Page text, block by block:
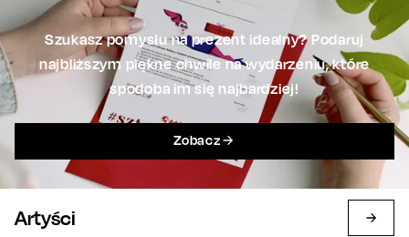
Szukasz pomysłu na prezent idealny? Podaruj
najbliższym piękne chwile na wydarzeniu, które
spodoba im się najbardziej!
Zobacz
Artyści